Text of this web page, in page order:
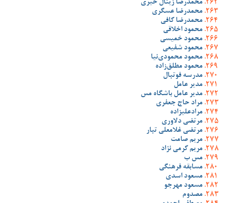
محمدرضا زینال خیری
محمدرضا عسگری
محمدرضا کافی
محمود اخلاقی
محمود خمیسی
محمود شفیعی
محمود محمودی‌نیا
محمود مطلق‌زاده
مدرسه فوتبال
مدیر عامل
مدیر عامل باشگاه مس
مراد حاج جعفری
مرادعلیزاده
مرتضی دلاوری
مرتضی غلامعلی تبار
مریم صامت
مریم کرمی نژاد
مس ب
مسابقه فرهنگی
مسعود اسدی
مسعود مهرجو
مصدوم